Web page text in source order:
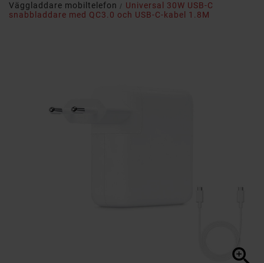
Väggladdare mobiltelefon
Universal 30W USB-C
snabbladdare med QC3.0 och USB-C-kabel 1.8M
